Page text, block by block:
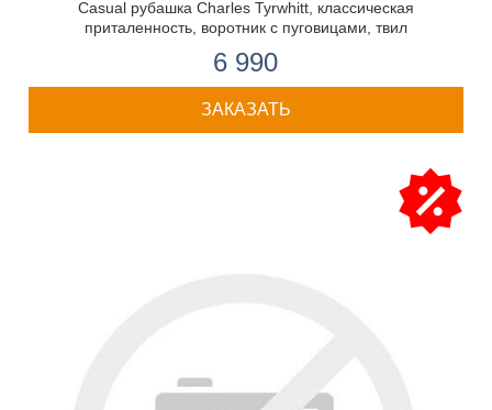
Casual рубашка Charles Tyrwhitt, классическая
приталенность, воротник с пуговицами, твил
6 990
ЗАКАЗАТЬ